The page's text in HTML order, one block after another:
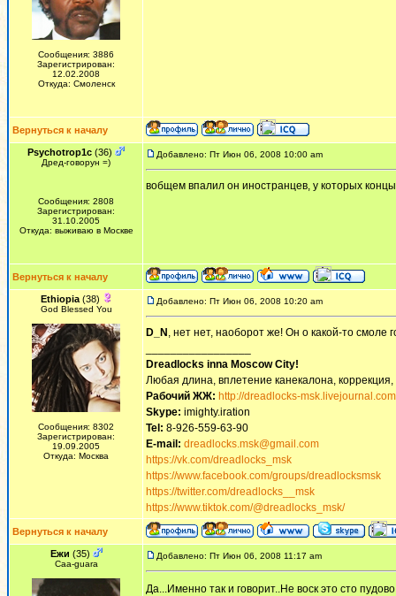
Сообщения: 3886
Зарегистрирован:
12.02.2008
Откуда: Смоленск
Вернуться к началу
Psychotrop1c (36)
Дред-говорун =)
Сообщения: 2808
Зарегистрирован:
31.10.2005
Откуда: выживаю в Москве
Добавлено: Пт Июн 06, 2008 10:00 am
вобщем впалил он иностранцев, у которых
Вернуться к началу
Ethiopia(38)
God Blessed You
Сообщения: 8302
Зарегистрирован:
19.09.2005
Откуда: Москва
Добавлено: Пт Июн 06, 2008 10:20 am
D_N , нет нет, наоборот же! Он о какой-то смоле
Dreadlocks inna Moscow Сity!
Любая длина, вплетение канекалона,
Рабочий ЖЖ: http://dreadlocks-
Skype: imighty.iration
Tel: 8-926-559-63-90
E-mail: dreadlocks.msk@gmail.com
https://vk.com/dreadlocks_msk
https://www.facebook.com/groups/dreadlocksmsk
https://twitter.com/dreadlocks__msk
https://www.tiktok.com/@dreadlocks_msk/
Вернуться к началу
Ежи (35)
Сaa-guara
Добавлено: Пт Июн 06, 2008 11:17 am
Да...Именно так и говорит..Не воск это сто